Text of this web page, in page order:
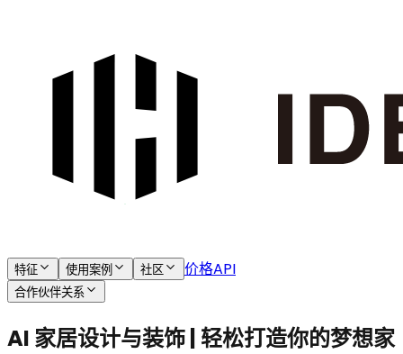
特征 使用案例 社区 价格API
合作伙伴关系
AI 家居设计与装饰 | 轻松打造你的梦想家